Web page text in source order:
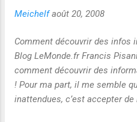
En effet, les boucles positives
vont dans le sens de la
conduirait, à long terme, le
boucles négatives, quant à
Meichelf août 20, 2008
Comment découvrir des infos
Blog LeMonde.fr Francis
comment découvrir des
! Pour ma part, il me semble
inattendues, c’est accepter de